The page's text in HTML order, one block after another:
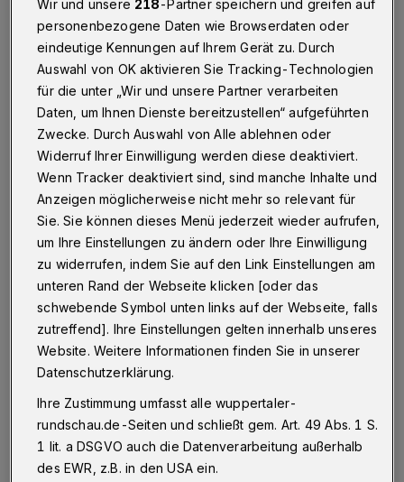
Wuppertal / Hamburg · Die Immobilien-Standort-
Gemeinschaft (ISG) Barmen ist in Hamburg mit dem
"BID-Award 2015" ausgezeichnet worden. Der DIHK,
die Dachorganisation der deutschen Industrie- und
Handelskammern, würdigt damit die "erfolgreiche und
herausragende Arbeit".
02.07.2015 , 22:03 Uhr Eine Minute Lesezeit
"Wir sind überrascht und überglücklich, dass
damit die Energie und die vielen, vielen
Stunden, die wir bisher in die Attraktivierung
Barmens gesteckt haben, quasi offiziell
gewürdigt werden", so Oliver Alberts, 1.
Wir und unsere 218-Partner speichern und greifen auf
personenbezogene Daten wie Browserdaten oder
eindeutige Kennungen auf Ihrem Gerät zu. Durch
Auswahl von OK aktivieren Sie Tracking-Technologien
für die unter „Wir und unsere Partner verarbeiten
Daten, um Ihnen Dienste bereitzustellen“ aufgeführten
Zwecke. Durch Auswahl von Alle ablehnen oder
Widerruf Ihrer Einwilligung werden diese deaktiviert.
Wenn Tracker deaktiviert sind, sind manche Inhalte und
Anzeigen möglicherweise nicht mehr so relevant für
Sie. Sie können dieses Menü jederzeit wieder aufrufen,
um Ihre Einstellungen zu ändern oder Ihre Einwilligung
zu widerrufen, indem Sie auf den Link Einstellungen am
unteren Rand der Webseite klicken [oder das
schwebende Symbol unten links auf der Webseite, falls
zutreffend]. Ihre Einstellungen gelten innerhalb unseres
Website. Weitere Informationen finden Sie in unserer
Datenschutzerklärung.
Ihre Zustimmung umfasst alle wuppertaler-
rundschau.de-Seiten und schließt gem. Art. 49 Abs. 1 S.
1 lit. a DSGVO auch die Datenverarbeitung außerhalb
des EWR, z.B. in den USA ein.